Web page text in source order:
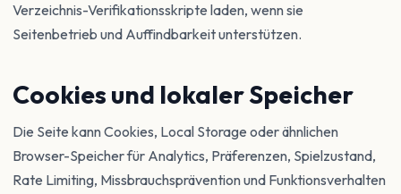
Verzeichnis-Verifikationsskripte laden, wenn sie
Seitenbetrieb und Auffindbarkeit unterstützen.
Cookies und lokaler Speicher
Die Seite kann Cookies, Local Storage oder ähnlichen
Browser-Speicher für Analytics, Präferenzen, Spielzustand,
Rate Limiting, Missbrauchsprävention und Funktionsverhalten